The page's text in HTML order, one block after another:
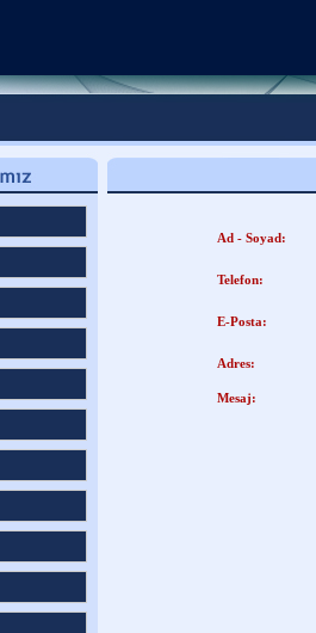
Ad - Soyad:
Telefon:
E-Posta:
Adres:
Mesaj: